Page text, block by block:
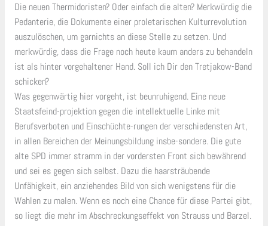
Die neuen Thermidoristen? Oder einfach die alten? Merkwürdig die
Pedanterie, die Dokumente einer proletarischen Kulturrevolution
auszulöschen, um garnichts an diese Stelle zu setzen. Und
merkwürdig, dass die Frage noch heute kaum anders zu behandeln
ist als hinter vorgehaltener Hand. Soll ich Dir den Tretjakow-Band
schicken?
Was gegenwärtig hier vorgeht, ist beunruhigend. Eine neue
Staatsfeind-projektion gegen die intellektuelle Linke mit
Berufsverboten und Einschüchte-rungen der verschiedensten Art,
in allen Bereichen der Meinungsbildung insbe-sondere. Die gute
alte SPD immer stramm in der vordersten Front sich bewährend
und sei es gegen sich selbst. Dazu die haarsträubende
Unfähigkeit, ein anziehendes Bild von sich wenigstens für die
Wahlen zu malen. Wenn es noch eine Chance für diese Partei gibt,
so liegt die mehr im Abschreckungseffekt von Strauss und Barzel.